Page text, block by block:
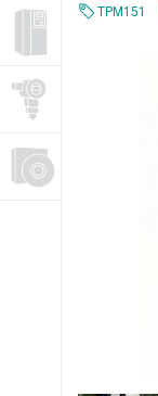
ТРМ151